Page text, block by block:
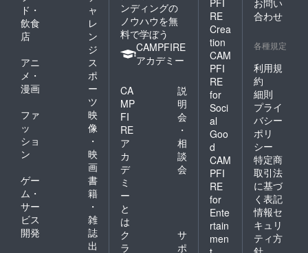
ド・
飲食
店
ャ
レ
ン
ジ
アニ
メ・
漫画
ス
ポ
ー
ツ
ファ
ッ
ショ
ン
映
像
・
映
画
ゲー
ム・
サー
ビス
開発
書
籍
・
雑
誌
出
ンディングの
ノウハウを無
料で学ぼう
CAMPFIRE
アカデミー
CA
MP
FI
RE
ア
カ
デ
ミ
ー
と
は
説
明
会
・
相
談
会
ク
ラ
サ
ポ
RE
Crea
tion
CAM
PFI
RE
for
Soci
al
Goo
d
CAM
PFI
RE
for
Ente
rtain
men
合わせ
各種規定
利用規
約
細則
プライ
バシー
ポリ
シー
特定商
取引法
に基づ
く表記
情報セ
キュリ
ティ方